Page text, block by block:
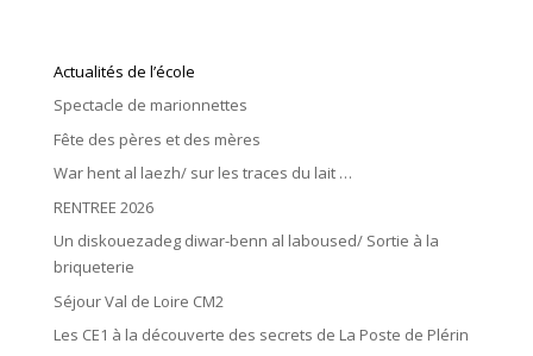
Actualités de l’école
Spectacle de marionnettes
Fête des pères et des mères
War hent al laezh/ sur les traces du lait …
RENTREE 2026
Un diskouezadeg diwar-benn al laboused/ Sortie à la
briqueterie
Séjour Val de Loire CM2
Les CE1 à la découverte des secrets de La Poste de Plérin